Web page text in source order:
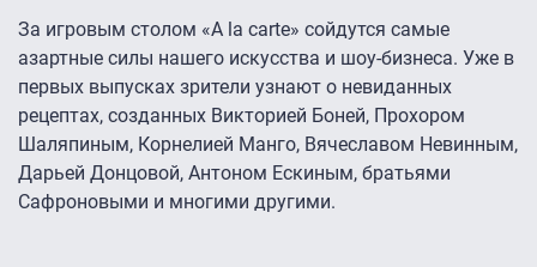
За игровым столом «A la carte» сойдутся самые
азартные силы нашего искусства и шоу-бизнеса. Уже в
первых выпусках зрители узнают о невиданных
рецептах, созданных Викторией Боней, Прохором
Шаляпиным, Корнелией Манго, Вячеславом Невинным,
Дарьей Донцовой, Антоном Ескиным, братьями
Сафроновыми и многими другими.